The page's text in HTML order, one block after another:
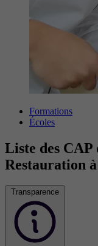
Formations
Écoles
Liste des CAP
Restauration à
Transparence